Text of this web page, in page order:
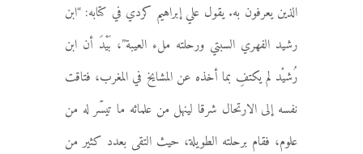
الذين يعرفون به. يقول علي إبراهيم كردي في كتابه: “ابن
رشيد الفهري السبتي ورحلته ملء العيبة”، بَيْدَ أن ابن
رُشيْد لم يكتفِ بما أخذه عن المشايخ في المغرب، فتاقت
نفسه إلى الارتحال شرقا لينهل من علمائه ما تيسّر له من
علوم، فقام برحلته الطويلة، حيث التقى بعدد كثير من